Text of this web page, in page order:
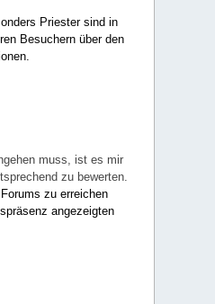
Priester sind in
Besuchern über den
muss, ist es mir
zu bewerten.
zu erreichen
angezeigten